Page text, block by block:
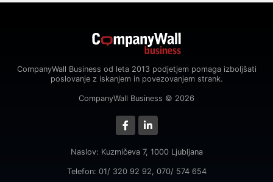
CompanyWall Business od leta 2013 podjetjem pomaga izboljšati
poslovanje z iskanjem in povezovanjem strank.
CompanyWall Business © 2026
Naslov: Kuzmičeva 7, 1000 Ljubljana
Telefon: 01/ 320 92 92, 070/ 574 654